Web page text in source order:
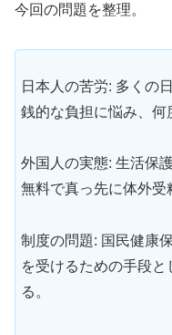
今回の問題を整理。
日本人の苦労: 多くの
銭的な負担に悩み、何
外国人の実態: 生活保
無料で真っ先に体外受
制度の問題: 国民健康
を受けるための手段
る。